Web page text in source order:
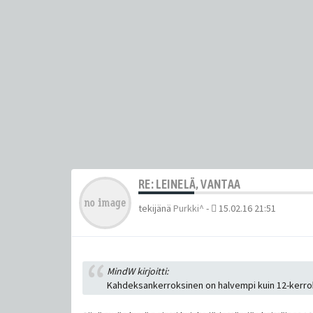
RE: LEINELÄ, VANTAA
tekijänä Purkki^ - 15.02.16 21:51
MindW kirjoitti:
Kahdeksankerroksinen on halvempi kuin 12-